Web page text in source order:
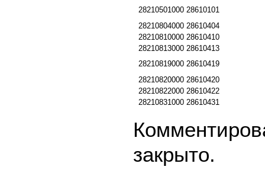
28210501000 28610101
28210804000 28610404
28210810000 28610410
28210813000 28610413
28210819000 28610419
28210820000 28610420
28210822000 28610422
28210831000 28610431
закрыто.